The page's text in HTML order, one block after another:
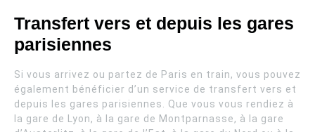
Transfert vers et depuis les gares
parisiennes
Si vous arrivez ou partez de Paris en train, vous pouvez
également bénéficier d’un service de transfert vers et
depuis les gares parisiennes. Que vous vous rendiez à
la gare de Lyon, à la gare de Montparnasse, à la gare